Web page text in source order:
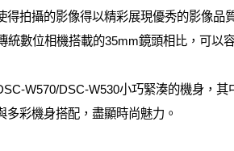
拍攝的影像得以精彩展現優秀的影像品
統數位相機搭載的35mm鏡頭相比，可以
W570/DSC-W530小巧緊湊的機身，
彩機身搭配，盡顯時尚魅力。